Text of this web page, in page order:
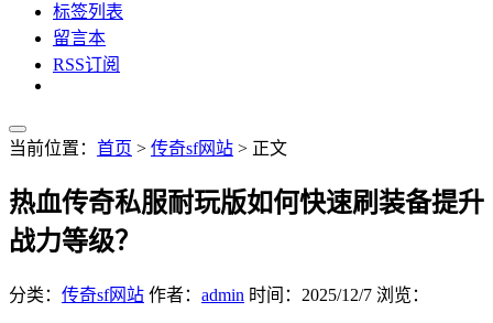
标签列表
留言本
RSS订阅
当前位置： 首页 > 传奇sf网站 > 正文
热血传奇私服耐玩版如何快速刷装备提升
战力等级？
分类： 传奇sf网站 作者： admin 时间： 2025/12/7 浏览：